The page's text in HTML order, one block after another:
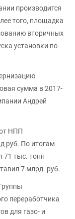
производится
того, площадка
вторичных
установки по
сумма в 2017-
Андрей
НПП
руб. По итогам
71 тыс. тонн
7 млрд. руб.
переработчика
для газо- и